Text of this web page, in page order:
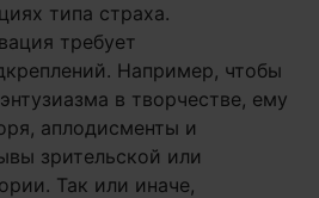
типа страха.
требует
Например, чтобы
в творчестве, ему
аплодисменты и
зрительской или
Так или иначе,